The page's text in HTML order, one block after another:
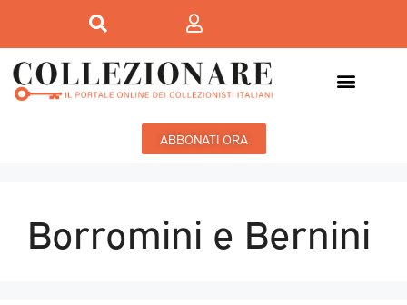
ABBONATI ORA
Borromini e Bernini